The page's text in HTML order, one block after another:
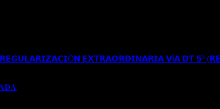
𝗘𝗫𝗧𝗥𝗔𝗢𝗥𝗗𝗜𝗡𝗔𝗥𝗜𝗔 𝗩Í𝗔 𝗗𝗧 𝟱ª